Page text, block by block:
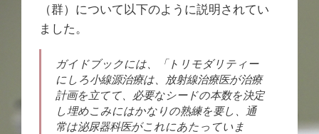
（群）について以下のように説明されてい
ました。
ガイドブックには、「トリモダリティー
にしろ小線源治療は、放射線治療医が治療
計画を立てて、必要なシードの本数を決定
し埋めこみにはかなりの熟練を要し、通
常は泌尿器科医がこれにあたっていま